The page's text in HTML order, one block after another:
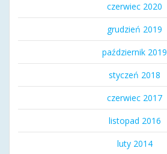
czerwiec 2020
grudzień 2019
październik 2019
styczeń 2018
czerwiec 2017
listopad 2016
luty 2014